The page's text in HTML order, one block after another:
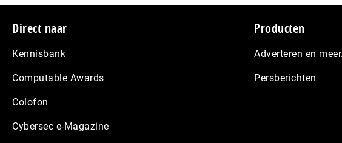
Footer
Direct naar
Kennisbank
Computable Awards
Colofon
Cybersec e-Magazine
Producten
Adverteren en
Persberichten